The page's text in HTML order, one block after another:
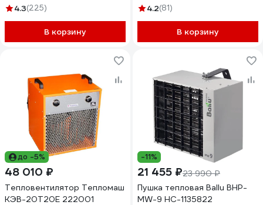
4.3(225)
В корзину
4.2(81)
В корзину
до -5%
48 010 ₽
Тепловентилятор Тепломаш
КЭВ-20Т20Е 222001
-11%
21 455 ₽23 990 ₽
Пушка тепловая Ballu BHP-
MW-9 НС-1135822